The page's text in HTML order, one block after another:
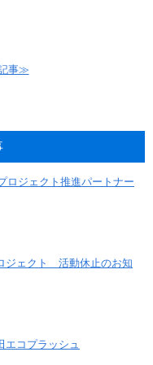
事≫
ロジェクト推進パートナー
ジェクト 活動休止のお知
コプラッシュ